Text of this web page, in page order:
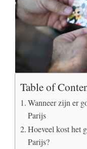
Table of
Wanneer zijn er
Parijs
Hoeveel kost het
Parijs?